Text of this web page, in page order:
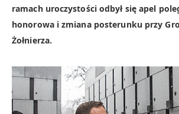
ramach uroczystości odbył się apel
honorowa i zmiana posterunku przy
Żołnierza.